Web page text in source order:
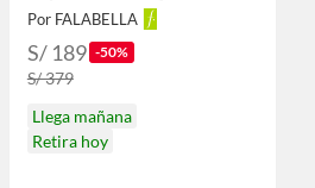
Por FALABELLA
S/ 189 -50%
S/ 379
Llega mañana
Retira hoy